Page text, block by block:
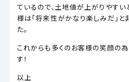
ているので、土地値が上がりやす
様は「将来性がかなり楽しみだ」
た。
これからも多くのお客様の笑顔の
す！
以上